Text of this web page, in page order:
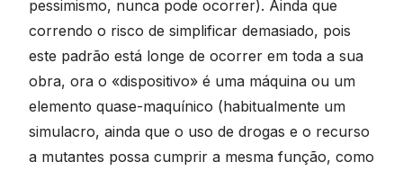
pessimismo, nunca pode ocorrer). Ainda que
correndo o risco de simplificar demasiado, pois
este padrão está longe de ocorrer em toda a sua
obra, ora o «dispositivo» é uma máquina ou um
elemento quase-maquínico (habitualmente um
simulacro, ainda que o uso de drogas e o recurso
a mutantes possa cumprir a mesma função, como